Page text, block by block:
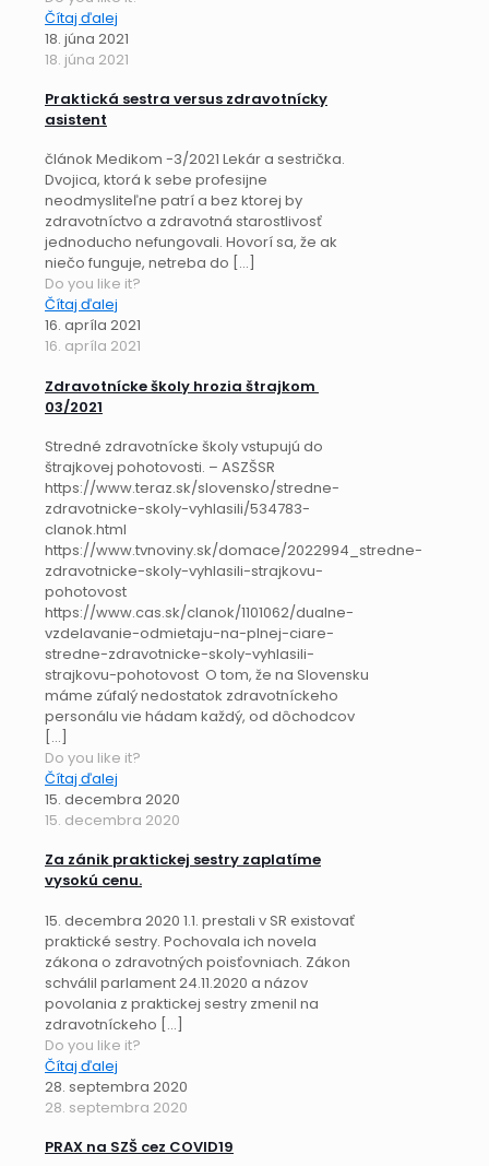
Čítaj ďalej
18. júna 2021
18. júna 2021
Praktická sestra versus zdravotnícky
asistent
článok Medikom -3/2021 Lekár a sestrička.
Dvojica, ktorá k sebe profesijne
neodmysliteľne patrí a bez ktorej by
zdravotníctvo a zdravotná starostlivosť
jednoducho nefungovali. Hovorí sa, že ak
niečo funguje, netreba do […]
Do you like it?
Čítaj ďalej
16. apríla 2021
16. apríla 2021
Zdravotnícke školy hrozia štrajkom
03/2021
Stredné zdravotnícke školy vstupujú do
štrajkovej pohotovosti. – ASZŠSR
https://www.teraz.sk/slovensko/stredne-
zdravotnicke-skoly-vyhlasili/534783-
clanok.html
https://www.tvnoviny.sk/domace/2022994_stredne-
zdravotnicke-skoly-vyhlasili-strajkovu-
pohotovost
https://www.cas.sk/clanok/1101062/dualne-
vzdelavanie-odmietaju-na-plnej-ciare-
stredne-zdravotnicke-skoly-vyhlasili-
strajkovu-pohotovost O tom, že na Slovensku
máme zúfalý nedostatok zdravotníckeho
personálu vie hádam každý, od dôchodcov
[…]
Do you like it?
Čítaj ďalej
15. decembra 2020
15. decembra 2020
Za zánik praktickej sestry zaplatíme
vysokú cenu.
15. decembra 2020 1.1. prestali v SR existovať
praktické sestry. Pochovala ich novela
zákona o zdravotných poisťovniach. Zákon
schválil parlament 24.11.2020 a názov
povolania z praktickej sestry zmenil na
zdravotníckeho […]
Do you like it?
Čítaj ďalej
28. septembra 2020
28. septembra 2020
PRAX na SZŠ cez COVID19